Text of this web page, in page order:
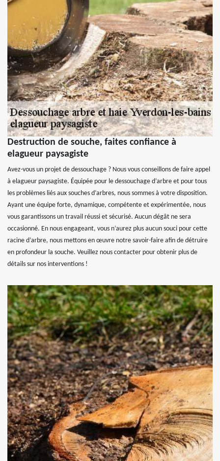
Destruction de souche, faites confiance à
elagueur paysagiste
Avez-vous un projet de dessouchage ? Nous vous conseillons de faire appel
à elagueur paysagiste. Équipée pour le dessouchage d’arbre et pour tous
les problèmes liés aux souches d’arbres, nous sommes à votre disposition.
Ayant une équipe forte, dynamique, compétente et expérimentée, nous
vous garantissons un travail réussi et sécurisé. Aucun dégât ne sera
occasionné. En nous engageant, vous n’aurez plus aucun souci pour cette
racine d’arbre, nous mettons en œuvre notre savoir-faire afin de détruire
en profondeur la souche. Veuillez nous contacter pour obtenir plus de
détails sur nos interventions !